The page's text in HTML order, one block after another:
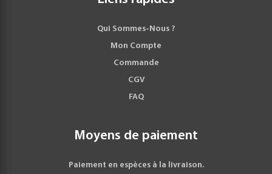
Qui Sommes-Nous ?
Mon Compte
Commande
CGV
FAQ
Moyens de paiement
Paiement en espèces à la livraison.